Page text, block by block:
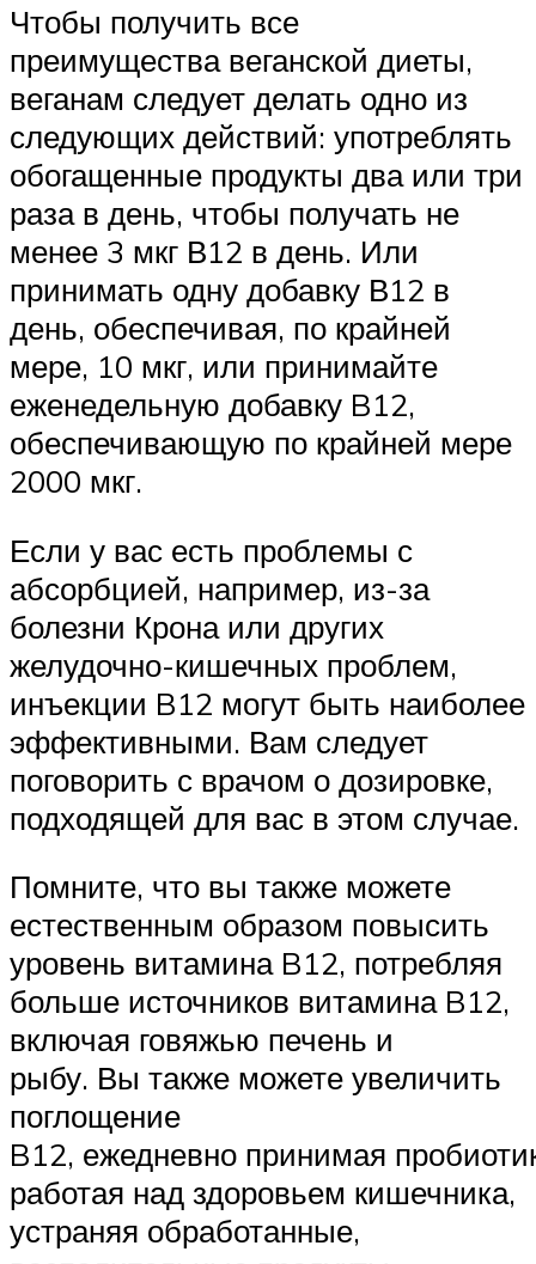
Чтобы получить все
преимущества веганской диеты,
веганам следует делать одно из
следующих действий: употреблять
обогащенные продукты два или три
раза в день, чтобы получать не
менее 3 мкг В12 в день. Или
принимать одну добавку В12 в
день, обеспечивая, по крайней
мере, 10 мкг, или принимайте
еженедельную добавку B12,
обеспечивающую по крайней мере
2000 мкг.
Если у вас есть проблемы с
абсорбцией, например, из-за
болезни Крона или других
желудочно-кишечных проблем,
инъекции B12 могут быть наиболее
эффективными. Вам следует
поговорить с врачом о дозировке,
подходящей для вас в этом случае.
Помните, что вы также можете
естественным образом повысить
уровень витамина B12, потребляя
больше источников витамина B12,
включая говяжью печень и
рыбу. Вы также можете увеличить
поглощение
B12, ежедневно принимая
работая над здоровьем кишечника,
устраняя обработанные,